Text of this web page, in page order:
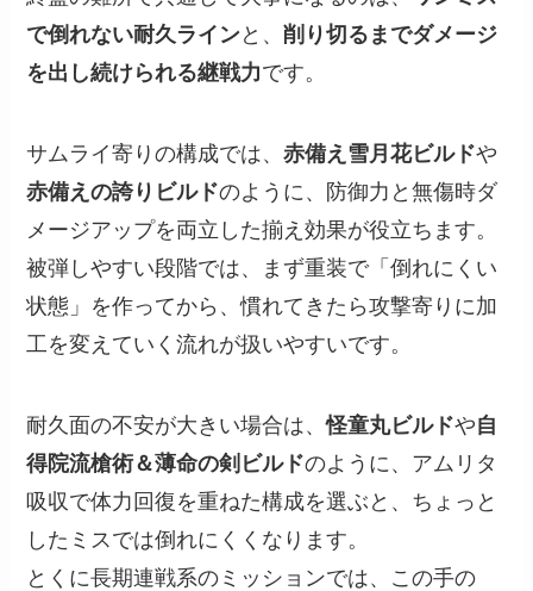
で倒れない耐久ラインと、削り切るまでダメージ
を出し続けられる継戦力です。
サムライ寄りの構成では、赤備え雪月花ビルドや
赤備えの誇りビルドのように、防御力と無傷時ダ
メージアップを両立した揃え効果が役立ちます。
被弾しやすい段階では、まず重装で「倒れにくい
状態」を作ってから、慣れてきたら攻撃寄りに加
工を変えていく流れが扱いやすいです。
耐久面の不安が大きい場合は、怪童丸ビルドや自
得院流槍術＆薄命の剣ビルドのように、アムリタ
吸収で体力回復を重ねた構成を選ぶと、ちょっと
したミスでは倒れにくくなります。
とくに長期連戦系のミッションでは、この手の